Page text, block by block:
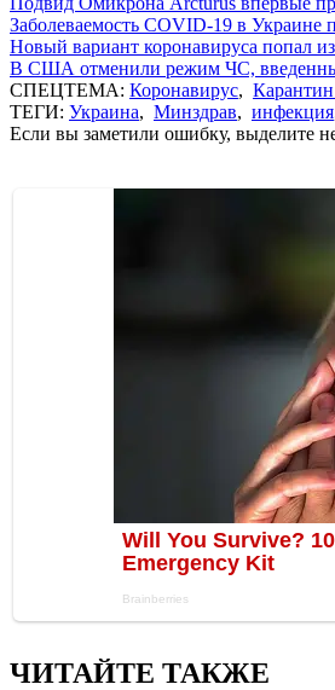
Заболеваемость COVID-19 в Украине
Новый вариант коронавируса попал
В США отменили режим ЧС,
СПЕЦТЕМА: Коронавирус,
ТЕГИ: Украина, Минздрав, инфекция
Если вы заметили ошибку, выделите
ЧИТАЙТЕ ТАКЖЕ